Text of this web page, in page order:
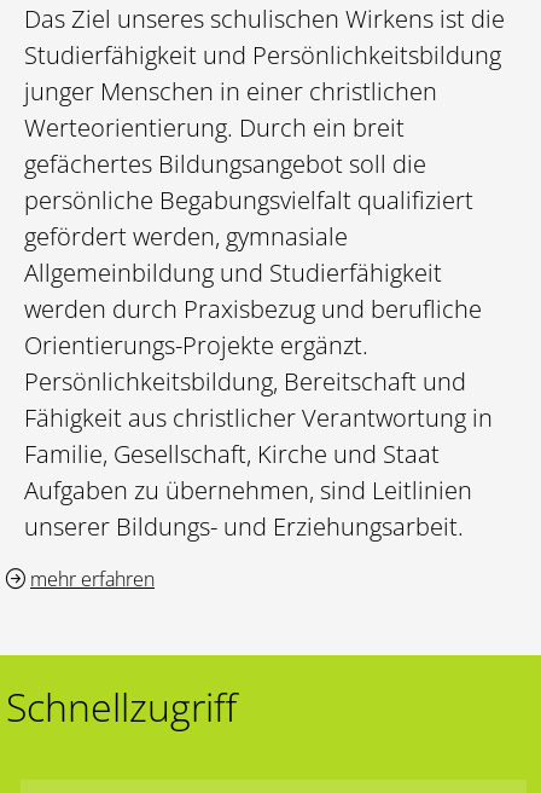
Das Ziel unseres schulischen Wirkens ist die
Studierfähigkeit und Persönlichkeitsbildung
junger Menschen in einer christlichen
Werteorientierung. Durch ein breit
gefächertes Bildungsangebot soll die
persönliche Begabungsvielfalt qualifiziert
gefördert werden, gymnasiale
Allgemeinbildung und Studierfähigkeit
werden durch Praxisbezug und berufliche
Orientierungs-Projekte ergänzt.
Persönlichkeitsbildung, Bereitschaft und
Fähigkeit aus christlicher Verantwortung in
Familie, Gesellschaft, Kirche und Staat
Aufgaben zu übernehmen, sind Leitlinien
unserer Bildungs- und Erziehungsarbeit.
mehr erfahren
Schnellzugriff